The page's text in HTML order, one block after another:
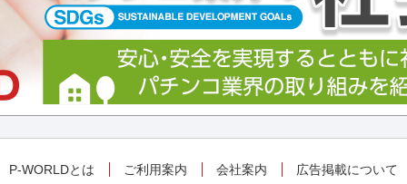
P-WORLDとは ご利用案内 会社案内 広告掲載について